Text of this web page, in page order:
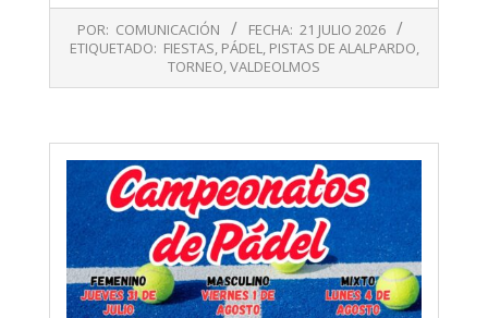
07-
POR: COMUNICACIÓN FECHA: 21 JULIO 2026
ETIQUETADO: FIESTAS, PÁDEL, PISTAS DE ALALPARDO,
TORNEO,VALDEOLMOS